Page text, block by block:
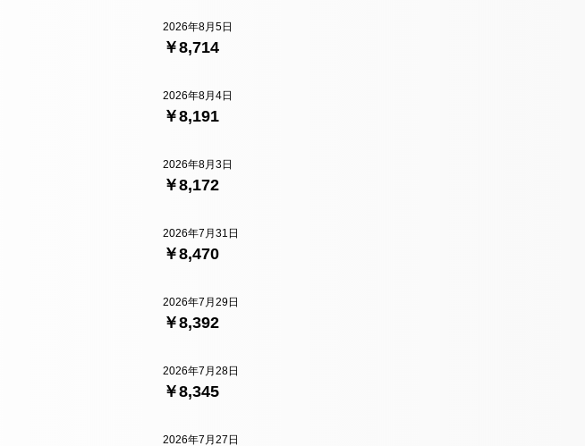
￥8,714
2026年8月5日
￥8,191
2026年8月4日
￥8,172
2026年8月3日
￥8,470
2026年7月31日
￥8,392
2026年7月29日
￥8,345
2026年7月28日
2026年7月27日